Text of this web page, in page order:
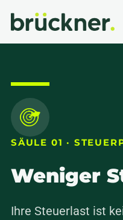
SÄULE 01 ·
Weniger
Ihre Steuerlast ist